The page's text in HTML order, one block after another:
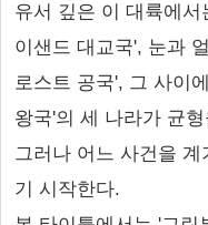
유서 깊은 이 대륙에
이샌드 대교국', 눈과
로스트 공국', 그 사이
왕국'의 세 나라가 균
그러나 어느 사건을
기 시작한다.